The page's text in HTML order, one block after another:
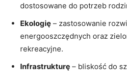
dostosowane do potrzeb
Ekologię – zastosowanie
energooszczędnych oraz
rekreacyjne.
Infrastrukturę – bliskość do